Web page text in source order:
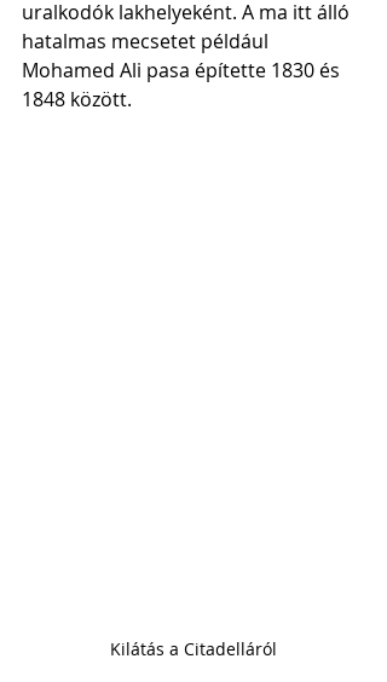
uralkodók lakhelyeként. A ma itt álló
hatalmas mecsetet például
Mohamed Ali pasa építette 1830 és
1848 között.
Kilátás a Citadelláról